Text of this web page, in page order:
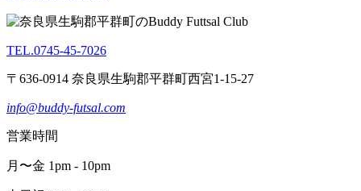
TEL.0745-45-7026
〒636-0914 奈良県生駒郡平群町西宮1-15-27
info@buddy-futsal.com
営業時間
月〜金 1pm - 10pm